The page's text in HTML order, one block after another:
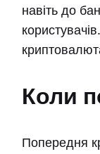
навіть до
Коли
Попередня